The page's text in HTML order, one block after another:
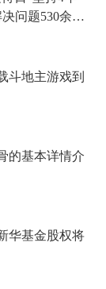
问题530余个
境“首善之
斗地主游戏到
的基本详情介
华基金股权将